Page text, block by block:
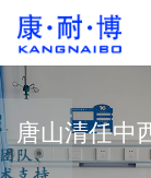
唐山清任中